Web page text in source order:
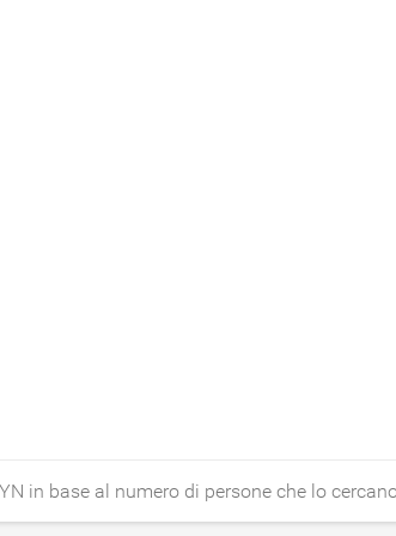
in base al numero di persone che lo